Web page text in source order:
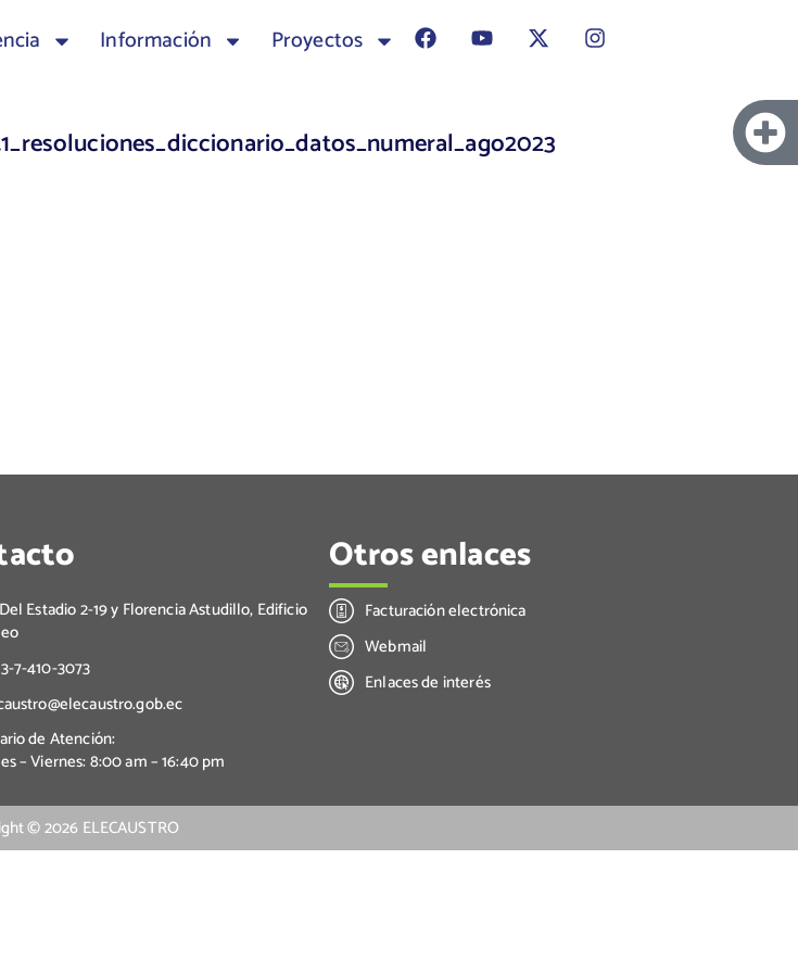
Información Proyectos
Estadio 2-19 y Florencia Astudillo, Edificio
7-410-3073
de Atención:
– Viernes: 8:00 am – 16:40 pm
Otros enlaces
Facturación electrónica
Webmail
Enlaces de interés
©2026 ELECAUSTRO